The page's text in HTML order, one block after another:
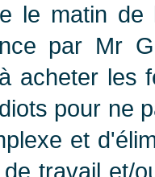
le matin
par Mr
acheter les
pour ne
et
travail et/